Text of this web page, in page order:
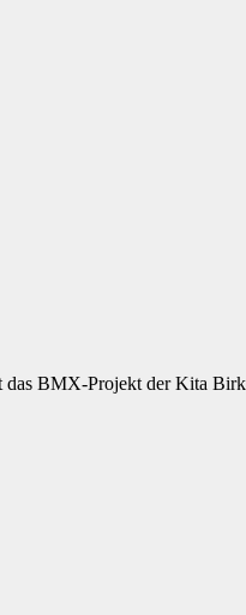
das BMX-Projekt der Kita